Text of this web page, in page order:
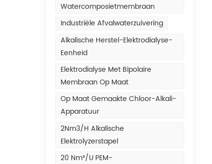
Watercomposietmembraan
Industriële Afvalwaterzuivering
Alkalische Herstel-Elektrodialyse-
Eenheid
Elektrodialyse Met Bipolaire
Membraan Op Maat
Op Maat Gemaakte Chloor-Alkali-
Apparatuur
2Nm3/h Alkalische
Elektrolyzerstapel
20 Nm³/u PEM-